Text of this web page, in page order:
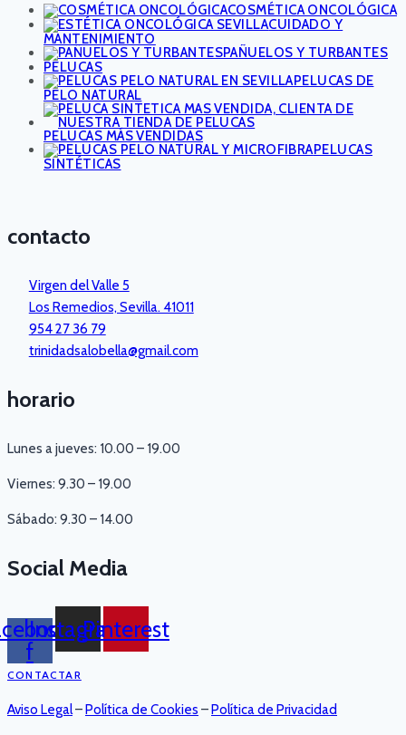
COSMÉTICA ONCOLÓGICA
CUIDADO Y
MANTENIMIENTO
PAÑUELOS Y TURBANTES
PELUCAS
PELUCAS DE
PELO NATURAL
PELUCAS MÁS VENDIDAS
PELUCAS
SINTÉTICAS
contacto
Virgen del Valle 5
Los Remedios, Sevilla. 41011
954 27 36 79
trinidadsalobella@gmail.com
horario
Lunes a jueves: 10.00 – 19.00
Viernes: 9.30 – 19.00
Sábado: 9.30 – 14.00
Social Media
f
InstagramPinterest
CONTACTAR
Aviso Legal–Política de Cookies –Política de Privacidad